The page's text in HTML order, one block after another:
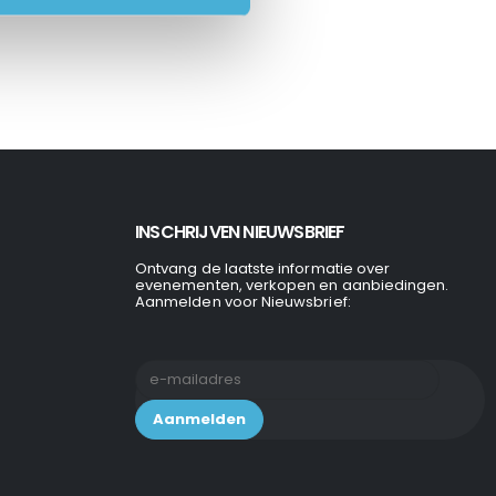
INSCHRIJVEN NIEUWSBRIEF
Ontvang de laatste informatie over
evenementen, verkopen en aanbiedingen.
Aanmelden voor Nieuwsbrief: